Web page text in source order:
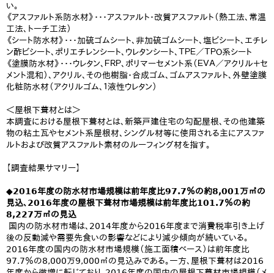
い。
《アスファルト系防水材》・・・アスファルト・改質アスファルト（熱工法、常温
工法、トーチ工法）
《シート防水材》・・・加硫ゴムシート、非加硫ゴムシート、塩ビシート、エチレ
ン酢ビシート、ポリエチレンシート、ウレタンシート、ＴＰＥ／ＴＰＯ系シート
《塗膜防水材》・・・ウレタン、ＦＲＰ、ポリマーセメント系（ＥＶＡ／アクリル＋セ
メント混和）、アクリル、その他樹脂・合成ゴム、ゴムアスファルト、外壁塗膜
化粧防水材（アクリルゴム、１液性ウレタン）
＜屋根下葺材とは＞
本調査における屋根下葺材とは、新築戸建住宅の勾配屋根、その他建築
物の粘土瓦やセメント系屋根材、シングル材等に使用される主にアスファ
ルトおよび改質アスファルト素材のルーフィング材を指す。
【調査結果サマリー】
◆2016年度の防水材市場規模は前年度比97.7％の約8,001万㎡の
見込、2016年度の屋根下葺材市場規模は前年度比101.7％の約
8,227万㎡の見込
国内の防水材市場は、2014年度から2016年度まで消費税率引き上げ
後の反動減や需要先食いの影響などにより減少傾向が続いている。
2016年度の国内の防水材市場規模（施工面積ベース）は前年度比
97.7％の8,000万9,000㎡の見込みである。一方、屋根下葺材は2016